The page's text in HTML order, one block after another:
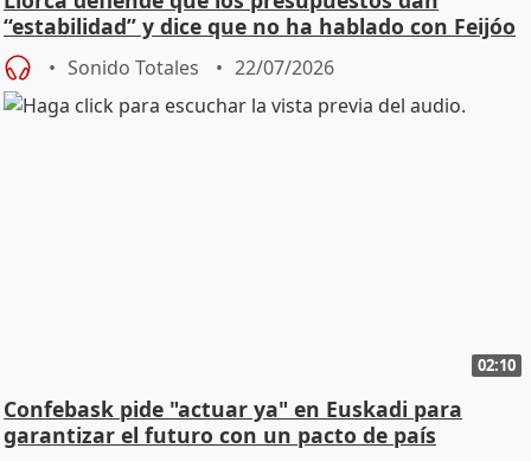
“estabilidad” y dice que no ha hablado con Feijóo
Sonido Totales 22/07/2026
02:10
Confebask pide "actuar ya" en Euskadi para
garantizar el futuro con un pacto de país